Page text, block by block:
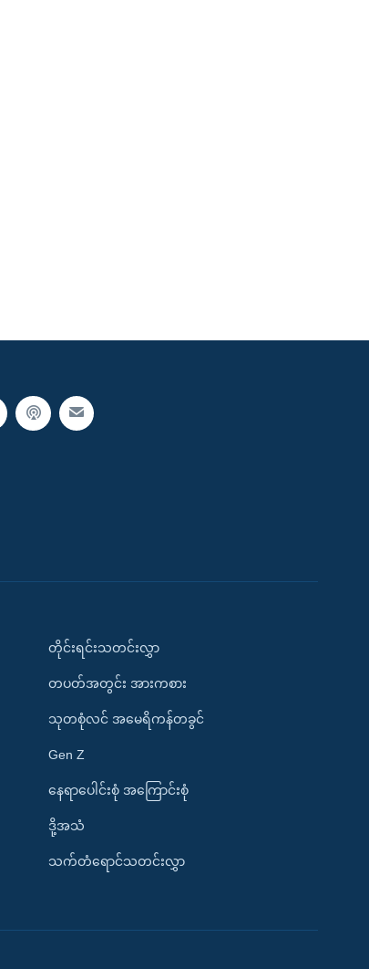
တိုင်းရင်းသတင်းလွှာ
တပတ်အတွင်း အားကစား
သုတစုံလင် အမေရိကန်တခွင်
Gen Z
နေရာပေါင်းစုံ အကြောင်းစုံ
ဒို့အသံ
သက်တံရောင်သတင်းလွှာ